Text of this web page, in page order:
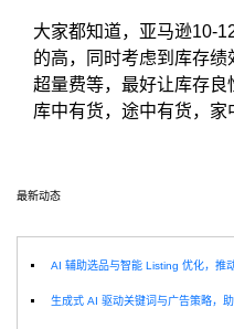
大家都知道，亚马逊10-
的高，同时考虑到库存
超量费等，最好让库存良
库中有货，途中有货，家
最新动态
AI 辅助选品与智能 Listing 优化，推